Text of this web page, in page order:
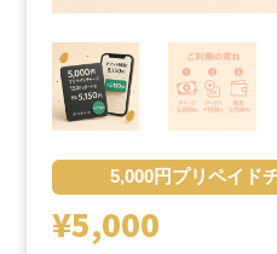
5,000円プリペイド
¥5,000